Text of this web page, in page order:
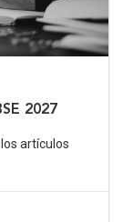
2027
artículos